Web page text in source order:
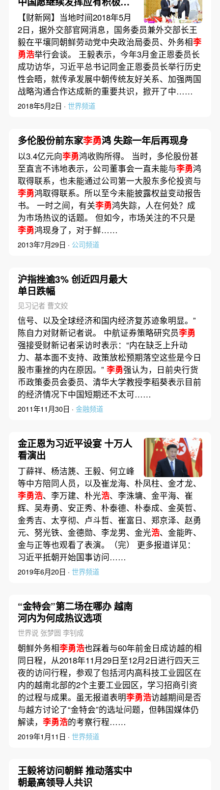
用
【财新网】当地时间2018年5月
2日，据外交部官网消息，国务委员兼外交部长王
毅在平壤同朝鲜劳动党中央政治局委员、外务相李
勇浩举行会谈。 王毅表示，今年3月金正恩委员长
成功访华，习近平总书记同金正恩委员长举行历史
性会晤，就传承发展中朝传统友好关系、加强两国
战略沟通合作达成新的重要共识，掀开了中……
2018年5月2日 · 世界频道
多伦股份前东家李勇鸿 失踪一年后再现身
以3.4亿元向李勇鸿收购所得。 当时，多伦股份甚
至直言不讳地表示，公司董事会一直未能与李勇鸿
取得联系，也未能通过公司第一大股东多伦投资与
李勇鸿取得联系。所以至今未能披露权益变动报告
书。 一时之间，有关李勇鸿失踪，人在何处？成
为市场热议的话题。 但如今，市场关注的不只是
李勇鸿现身了，对于鲜……
2013年7月29日 · 公司频道
沪指挫逾3% 创近四月最大
单日跌幅
见习记者 曹文姣
信号、以及全球经济和国内经济复苏迹象明显。”
陈自力对财新记者说。 中航证券策略研究员李勇
强接受财新记者采访时表示：“内在缺乏上升动
力、基本面不支持、政策放松预期落空这些是今日
股市重挫的内在原因。” 李勇强认为，日前央行货
币政策委员会委员、清华大学教授李稻葵表示目前
的经济情况下中国短期还不太可……
2011年11月30日 · 金融频道
金正恩为习近平设宴 十万人
看演出
丁薛祥、杨洁篪、王毅、何立峰
等中方陪同人员，以及崔龙海、朴凤柱、金才龙、
李勇浩、李万建、朴光浩、李洙墉、金平海、崔
辉、吴寿勇、安正秀、朴泰德、朴泰成、金英哲、
金秀吉、太亨彻、卢斗哲、崔富日、郑京泽、赵勇
元、努光铁、金德勋、李龙男、金光浩、金能旿、
金与正等也观看了表演。（完） 更多报道详见：
习近平抵朝开始国事访问……
2019年6月20日 · 世界频道
“金特会”第二场在哪办 越南
河内为何成热议选项
世界说 张梦圆 李钊成
朝鲜外务相李勇浩也踩着与60年前金日成访越的相
同日程，从2018年11月29日至12月2日进行四天三
夜的访问行程，参观了包括河内高科技工业园区在
内的越南北部的2个主要工业园区，学习招商引资
的过程与成果。虽无报道表明李勇浩访越期间是否
与越方讨论了“金特会”的选址问题，但韩国媒体仍
解读， 李勇浩的考察行程……
2019年1月11日 · 世界频道
王毅将访问朝鲜 推动落实中
朝最高领导人共识